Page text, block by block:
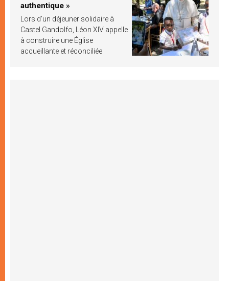
authentique »
Lors d’un déjeuner solidaire à
Castel Gandolfo, Léon XIV appelle
à construire une Église
accueillante et réconciliée